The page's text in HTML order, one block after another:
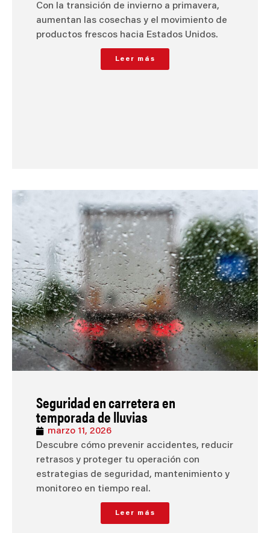
Con la transición de invierno a primavera,
aumentan las cosechas y el movimiento de
productos frescos hacia Estados Unidos.
Leer más
Seguridad en carretera en
temporada de lluvias
marzo 11, 2026
Descubre cómo prevenir accidentes, reducir
retrasos y proteger tu operación con
estrategias de seguridad, mantenimiento y
monitoreo en tiempo real.
Leer más